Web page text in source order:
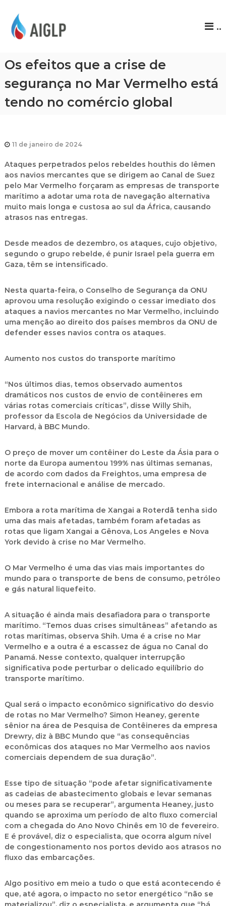
P
..
Os efeitos que a crise de
segurança no Mar Vermelho está
tendo no comércio global
11 de janeiro de 2024
Ataques perpetrados pelos rebeldes houthis do Iêmen
aos navios mercantes que se dirigem ao Canal de Suez
pelo Mar Vermelho forçaram as empresas de transporte
marítimo a adotar uma rota de navegação alternativa
muito mais longa e custosa ao sul da África, causando
atrasos nas entregas.
Desde meados de dezembro, os ataques, cujo objetivo,
segundo o grupo rebelde, é punir Israel pela guerra em
Gaza, têm se intensificado.
Nesta quarta-feira, o Conselho de Segurança da ONU
aprovou uma resolução exigindo o cessar imediato dos
ataques a navios mercantes no Mar Vermelho, incluindo
uma menção ao direito dos países membros da ONU de
defender esses navios contra os ataques.
Aumento nos custos do transporte marítimo
“Nos últimos dias, temos observado aumentos
dramáticos nos custos de envio de contêineres em
várias rotas comerciais críticas”, disse Willy Shih,
professor da Escola de Negócios da Universidade de
Harvard, à BBC Mundo.
O preço de mover um contêiner do Leste da Ásia para o
norte da Europa aumentou 199% nas últimas semanas,
de acordo com dados da Freightos, uma empresa de
frete internacional e análise de mercado.
Embora a rota marítima de Xangai a Roterdã tenha sido
uma das mais afetadas, também foram afetadas as
rotas que ligam Xangai a Gênova, Los Angeles e Nova
York devido à crise no Mar Vermelho.
O Mar Vermelho é uma das vias mais importantes do
mundo para o transporte de bens de consumo, petróleo
e gás natural liquefeito.
A situação é ainda mais desafiadora para o transporte
marítimo. “Temos duas crises simultâneas” afetando as
rotas marítimas, observa Shih. Uma é a crise no Mar
Vermelho e a outra é a escassez de água no Canal do
Panamá. Nesse contexto, qualquer interrupção
significativa pode perturbar o delicado equilíbrio do
transporte marítimo.
Qual será o impacto econômico significativo do desvio
de rotas no Mar Vermelho? Simon Heaney, gerente
sênior na área de Pesquisa de Contêineres da empresa
Drewry, diz à BBC Mundo que “as consequências
econômicas dos ataques no Mar Vermelho aos navios
comerciais dependem de sua duração”.
Esse tipo de situação “pode afetar significativamente
as cadeias de abastecimento globais e levar semanas
ou meses para se recuperar”, argumenta Heaney, justo
quando se aproxima um período de alto fluxo comercial
com a chegada do Ano Novo Chinês em 10 de fevereiro.
E é provável, diz o especialista, que ocorra algum nível
de congestionamento nos portos devido aos atrasos no
fluxo das embarcações.
Algo positivo em meio a tudo o que está acontecendo é
que, até agora, o impacto no setor energético “não se